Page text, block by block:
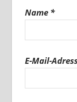
Name *
E-Mail-